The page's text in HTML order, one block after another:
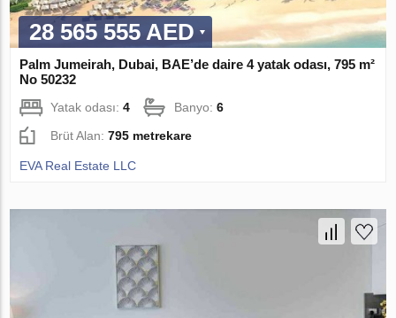
28 565 555 AED
Palm Jumeirah, Dubai, BAE’de daire 4 yatak odası, 795 m²
No 50232
Yatak odası:4 Banyo:6
Brüt Alan:795 metrekare
EVA Real Estate LLC